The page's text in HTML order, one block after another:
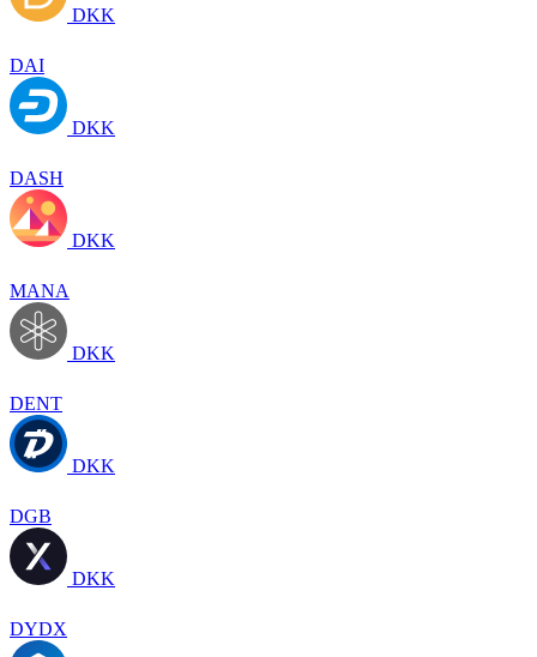
DKK
DAI
DKK
DASH
DKK
MANA
DKK
DENT
DKK
DGB
DKK
DYDX